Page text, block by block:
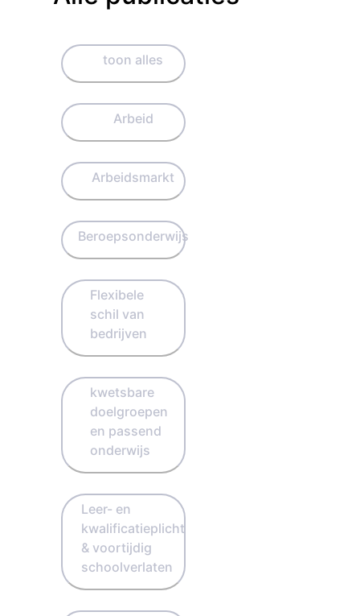
toon alles
Arbeid
Arbeidsmarkt
Beroepsonderwijs
Flexibele
schil van
bedrijven
kwetsbare
doelgroepen
en passend
onderwijs
Leer- en
kwalificatieplicht
& voortijdig
schoolverlaten